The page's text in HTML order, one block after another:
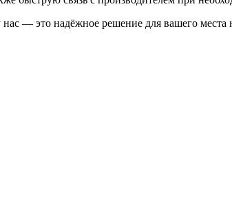
— это надёжное решение для вашего места